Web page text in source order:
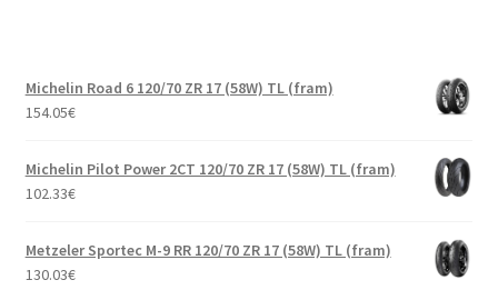
Michelin Road 6 120/70 ZR 17 (58W) TL (fram)
154.05€
Michelin Pilot Power 2CT 120/70 ZR 17 (58W) TL (fram)
102.33€
Metzeler Sportec M-9 RR 120/70 ZR 17 (58W) TL (fram)
130.03€